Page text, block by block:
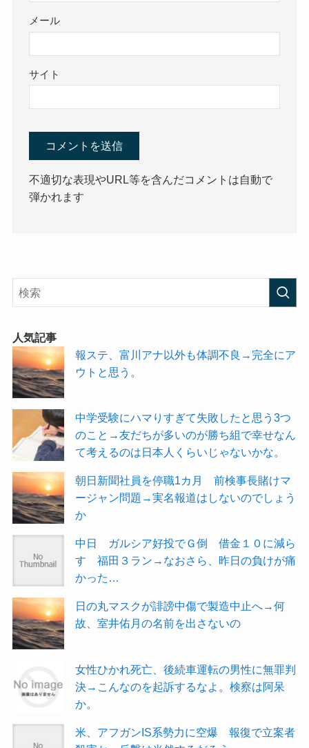
メール
サイト
不適切な表現やURL等を含んだコメントは自動で
弾かれます
人気記事
報ステ、富川アナ以外も体調不良→完全にア
ウトと思う。
中学受験にハマりすぎて失敗したと思う3つ
のこと→友だちが多いのが勝ち組で幸せなん
て考えるのは日本人くらいじゃないかな。
朝日新聞社員を停職1カ月 前検事長賭けマ
ージャン問題→実名報道はしないのでしょう
か
中日 ガルシア好投でＧ倒 借金１０に減ら
す 福田３ラン→なおさら、昨日の負けが痛
かった…
日の丸マスクが誹謗中傷で製造中止へ→何
故、室井佑月の名前を出さないの
女性ひかれ死亡、後続車運転の男性に無罪判
決→こんなのを起訴するなよ。検察は阿呆
か。
米、アフガンIS系勢力に空爆 報復で立案者